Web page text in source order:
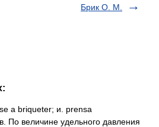
Брик О. М.
briqueter; и. prensa
По величине удельного давления